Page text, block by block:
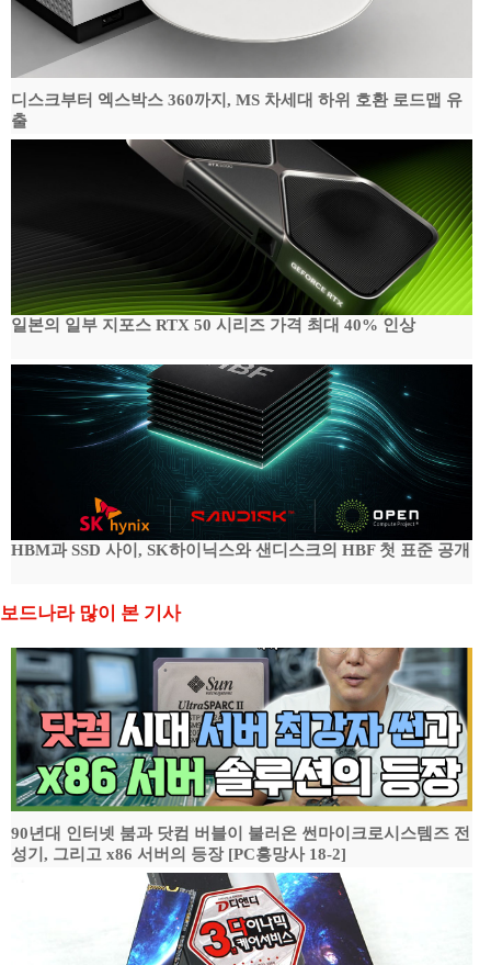
디스크부터 엑스박스 360까지, MS 차세대 하위 호환 로드맵 유
출
일본의 일부 지포스 RTX 50 시리즈 가격 최대 40% 인상
HBM과 SSD 사이, SK하이닉스와 샌디스크의 HBF 첫 표준 공개
보드나라 많이 본 기사
90년대 인터넷 붐과 닷컴 버블이 불러온 썬마이크로시스템즈 전
성기, 그리고 x86 서버의 등장 [PC흥망사 18-2]